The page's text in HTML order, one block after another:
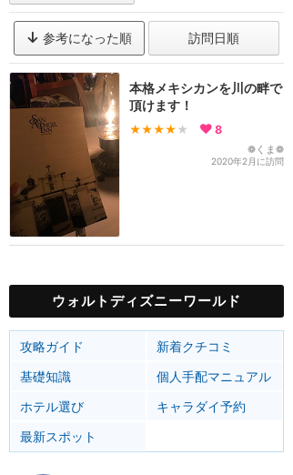
参考になった順 訪問日順
本格メキシカンを川の畔で
頂けます！
★★★★ ★ 8
❁くま❁
2020年2月に訪問
ウォルトディズニーワールド
攻略ガイド
新着クチコミ
基礎知識
個人手配マニュアル
ホテル選び
キャラダイ予約
最新スポット